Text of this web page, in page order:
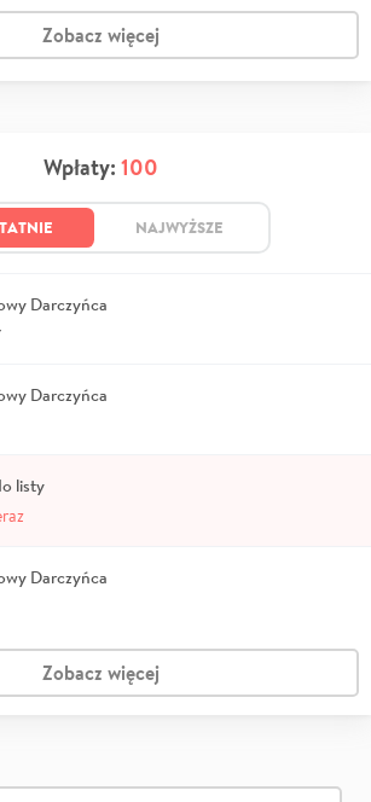
Zobacz więcej
Wpłaty: 100
NAJWYŻSZE
Darczyńca
Darczyńca
listy
Darczyńca
Zobacz więcej